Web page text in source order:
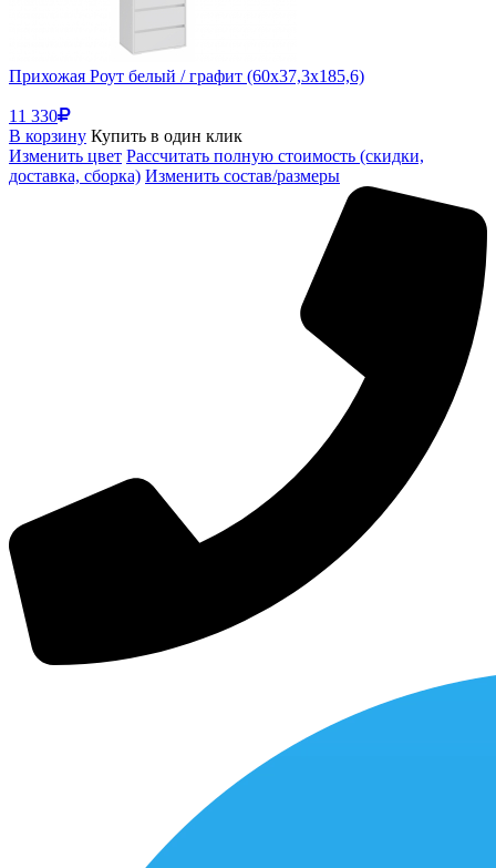
Прихожая Роут белый / графит (60x37,3x185,6)
11 330
В корзину Купить в один клик
Изменить цвет Рассчитать полную стоимость (скидки,
доставка, сборка) Изменить состав/размеры